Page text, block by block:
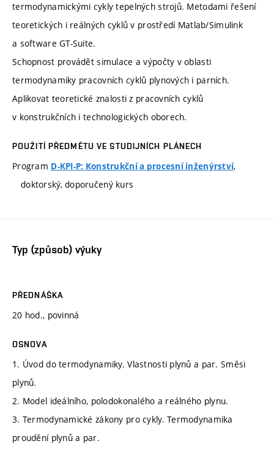
termodynamickými cykly tepelných strojů. Metodami řešení
teoretických i reálných cyklů v prostředí Matlab/Simulink
a software GT-Suite.
Schopnost provádět simulace a výpočty v oblasti
termodynamiky pracovních cyklů plynových i parních.
Aplikovat teoretické znalosti z pracovních cyklů
v konstrukčních i technologických oborech.
POUŽITÍ PŘEDMĚTU VE STUDIJNÍCH PLÁNECH
Program D-KPI-P: Konstrukční a procesní inženýrství,
doktorský, doporučený kurs
Typ (způsob) výuky
PŘEDNÁŠKA
20 hod., povinná
OSNOVA
1. Úvod do termodynamiky. Vlastnosti plynů a par. Směsi
plynů.
2. Model ideálního, polodokonalého a reálného plynu.
3. Termodynamické zákony pro cykly. Termodynamika
proudění plynů a par.